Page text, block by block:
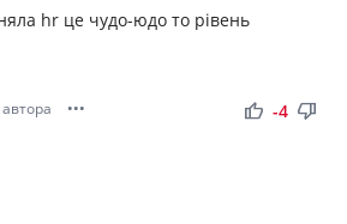
hr це чудо-юдо то рівень
автора ••• thumb_up thumb_down
-4